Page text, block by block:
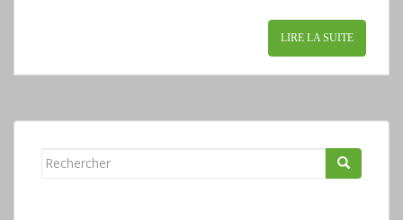
LIRE LA SUITE
Rechercher...